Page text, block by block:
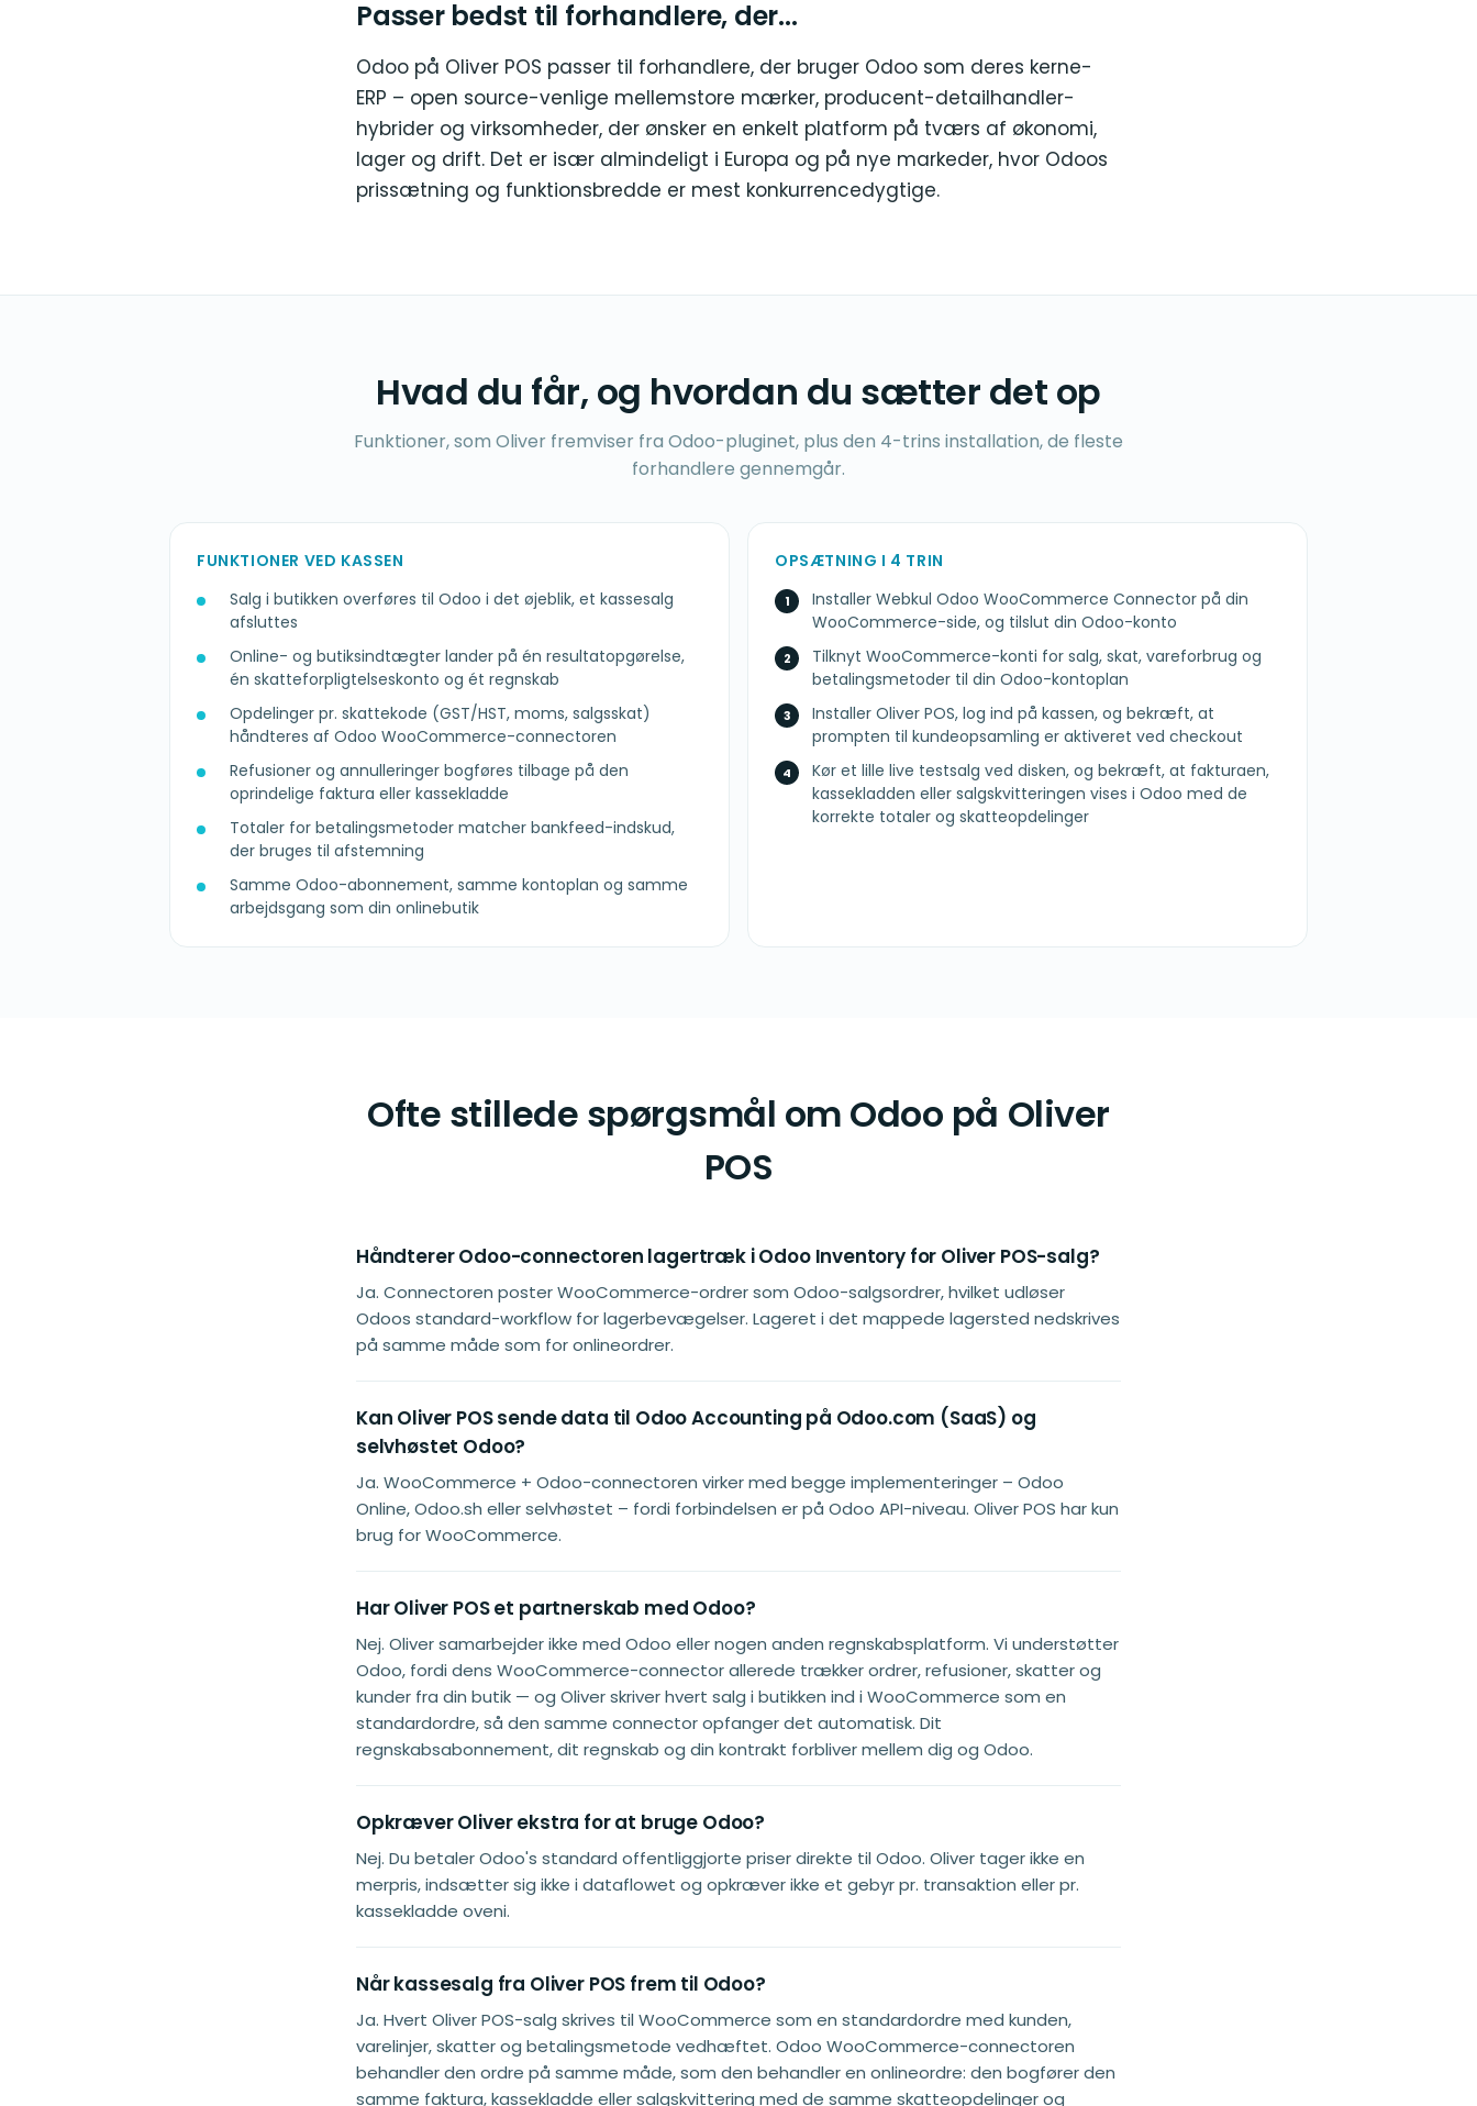
Passer bedst til forhandlere, der...
Odoo på Oliver POS passer til forhandlere, der bruger Odoo som deres kerne-
ERP – open source-venlige mellemstore mærker, producent-detailhandler-
hybrider og virksomheder, der ønsker en enkelt platform på tværs af økonomi,
lager og drift. Det er især almindeligt i Europa og på nye markeder, hvor Odoos
prissætning og funktionsbredde er mest konkurrencedygtige.
Hvad du får, og hvordan du sætter det op
Funktioner, som Oliver fremviser fra Odoo-pluginet, plus den 4-trins installation, de fleste
forhandlere gennemgår.
FUNKTIONER VED KASSEN
Salg i butikken overføres til Odoo i det øjeblik, et kassesalg
afsluttes
Online- og butiksindtægter lander på én resultatopgørelse,
én skatteforpligtelseskonto og ét regnskab
Opdelinger pr. skattekode (GST/HST, moms, salgsskat)
håndteres af Odoo WooCommerce-connectoren
Refusioner og annulleringer bogføres tilbage på den
oprindelige faktura eller kassekladde
Totaler for betalingsmetoder matcher bankfeed-indskud,
der bruges til afstemning
Samme Odoo-abonnement, samme kontoplan og samme
arbejdsgang som din onlinebutik
OPSÆTNING I 4 TRIN
Installer Webkul Odoo WooCommerce Connector på din
WooCommerce-side, og tilslut din Odoo-konto
Tilknyt WooCommerce-konti for salg, skat, vareforbrug og
betalingsmetoder til din Odoo-kontoplan
Installer Oliver POS, log ind på kassen, og bekræft, at
prompten til kundeopsamling er aktiveret ved checkout
Kør et lille live testsalg ved disken, og bekræft, at fakturaen,
kassekladden eller salgskvitteringen vises i Odoo med de
korrekte totaler og skatteopdelinger
Ofte stillede spørgsmål om Odoo på Oliver
POS
Håndterer Odoo-connectoren lagertræk i Odoo Inventory for Oliver POS-salg?
Ja. Connectoren poster WooCommerce-ordrer som Odoo-salgsordrer, hvilket udløser
Odoos standard-workflow for lagerbevægelser. Lageret i det mappede lagersted nedskrives
på samme måde som for onlineordrer.
Kan Oliver POS sende data til Odoo Accounting på Odoo.com (SaaS) og
selvhøstet Odoo?
Ja. WooCommerce + Odoo-connectoren virker med begge implementeringer – Odoo
Online, Odoo.sh eller selvhøstet – fordi forbindelsen er på Odoo API-niveau. Oliver POS har kun
brug for WooCommerce.
Har Oliver POS et partnerskab med Odoo?
Nej. Oliver samarbejder ikke med Odoo eller nogen anden regnskabsplatform. Vi understøtter
Odoo, fordi dens WooCommerce-connector allerede trækker ordrer, refusioner, skatter og
kunder fra din butik — og Oliver skriver hvert salg i butikken ind i WooCommerce som en
standardordre, så den samme connector opfanger det automatisk. Dit
regnskabsabonnement, dit regnskab og din kontrakt forbliver mellem dig og Odoo.
Opkræver Oliver ekstra for at bruge Odoo?
Nej. Du betaler Odoo's standard offentliggjorte priser direkte til Odoo. Oliver tager ikke en
merpris, indsætter sig ikke i dataflowet og opkræver ikke et gebyr pr. transaktion eller pr.
kassekladde oveni.
Når kassesalg fra Oliver POS frem til Odoo?
Ja. Hvert Oliver POS-salg skrives til WooCommerce som en standardordre med kunden,
varelinjer, skatter og betalingsmetode vedhæftet. Odoo WooCommerce-connectoren
behandler den ordre på samme måde, som den behandler en onlineordre: den bogfører den
samme faktura, kassekladde eller salgskvittering med de samme skatteopdelinger og